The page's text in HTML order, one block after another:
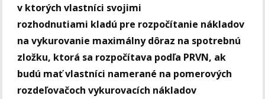
v ktorých vlastníci svojimi
rozhodnutiami kladú pre rozpočítanie nákladov
na vykurovanie maximálny dôraz na spotrebnú
zložku, ktorá sa rozpočítava podľa PRVN, ak
budú mať vlastníci namerané na pomerových
rozdeľovačoch vykurovacích nákladov